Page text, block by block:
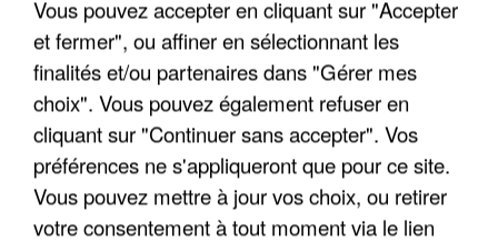
APRÈS TOUTES CES CANICULES, LES REFUGES
DE FAUNE SAUVAGE SONT...
Vous pouvez accepter en cliquant sur "Accepter
et fermer", ou affiner en sélectionnant les
finalités et/ou partenaires dans "Gérer mes
choix". Vous pouvez également refuser en
cliquant sur "Continuer sans accepter". Vos
préférences ne s'appliqueront que pour ce site.
Vous pouvez mettre à jour vos choix, ou retirer
votre consentement à tout moment via le lien